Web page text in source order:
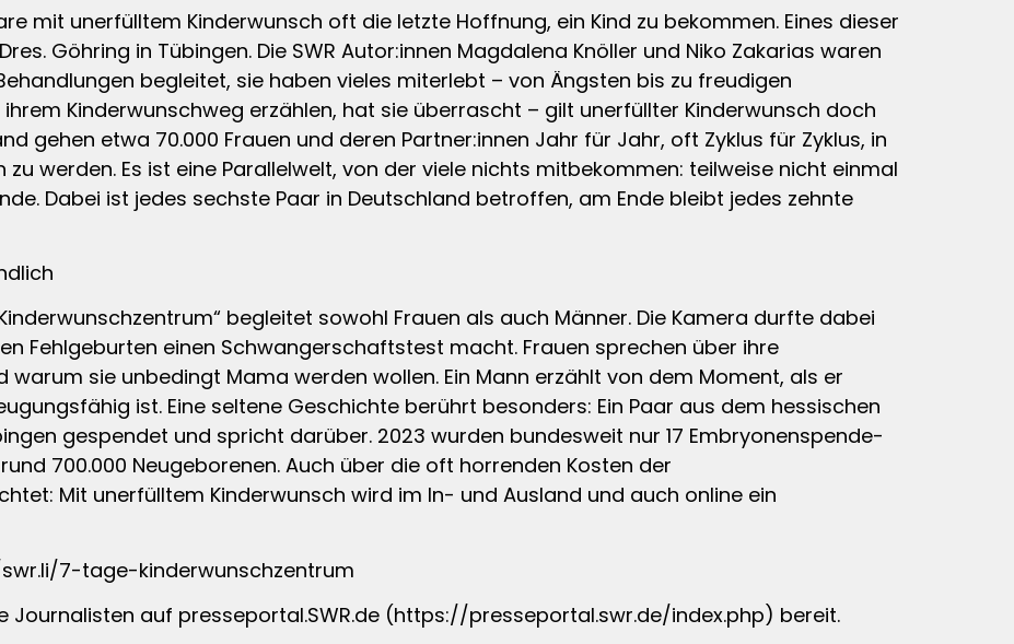
mit unerfülltem Kinderwunsch oft die letzte Hoffnung, ein Kind zu bekommen. Eines dieser
Göhring in Tübingen. Die SWR Autor:innen Magdalena Knöller und Niko Zakarias waren
begleitet, sie haben vieles miterlebt – von Ängsten bis zu freudigen
Kinderwunschweg erzählen, hat sie überrascht – gilt unerfüllter Kinderwunsch doch
gehen etwa 70.000 Frauen und deren Partner:innen Jahr für Jahr, oft Zyklus für Zyklus, in
zu werden. Es ist eine Parallelwelt, von der viele nichts mitbekommen: teilweise nicht einmal
Dabei ist jedes sechste Paar in Deutschland betroffen, am Ende bleibt jedes zehnte
begleitet sowohl Frauen als auch Männer. Die Kamera durfte dabei
Fehlgeburten einen Schwangerschaftstest macht. Frauen sprechen über ihre
sie unbedingt Mama werden wollen. Ein Mann erzählt von dem Moment, als er
ist. Eine seltene Geschichte berührt besonders: Ein Paar aus dem hessischen
gespendet und spricht darüber. 2023 wurden bundesweit nur 17 Embryonenspende-
700.000 Neugeborenen. Auch über die oft horrenden Kosten der
Mit unerfülltem Kinderwunsch wird im In- und Ausland und auch online ein
7-tage-kinderwunschzentrum
Journalisten auf presseportal.SWR.de (https://presseportal.swr.de/index.php) bereit.